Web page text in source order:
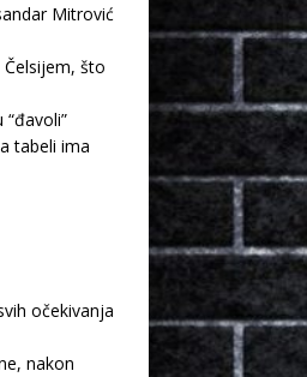
Mitrović
što
tabeli ima
očekivanja
nakon